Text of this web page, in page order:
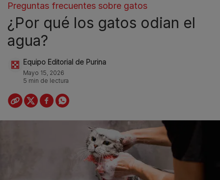
Preguntas frecuentes sobre gatos
¿Por qué los gatos odian el
agua?
Equipo Editorial de Purina
Mayo 15, 2026
5 min de lectura